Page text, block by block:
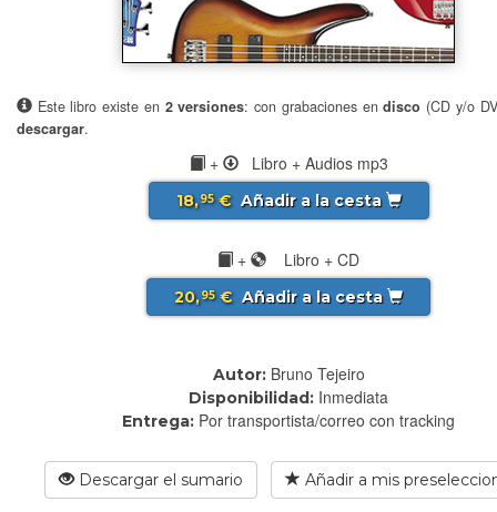
Este libro existe en 2 versiones: con grabaciones endisco (CD y/o
descargar.
+ Libro + Audios mp3
18,95€ Añadir a la cesta
+ Libro + CD
20,95€ Añadir a la cesta
Autor: Bruno Tejeiro
Disponibilidad: Inmediata
Entrega: Por transportista/correo con tracking
Descargar el sumario Añadir a mis